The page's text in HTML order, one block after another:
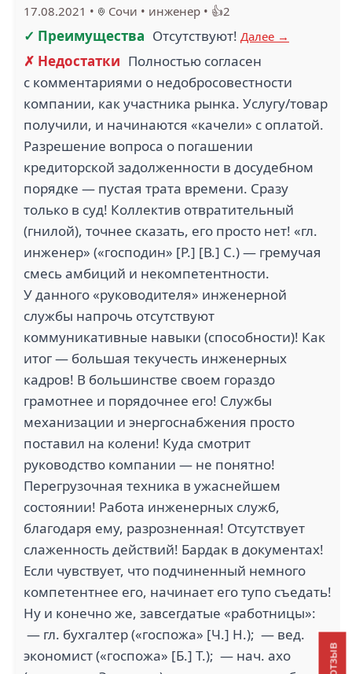
17.08.2021 • Сочи • инженер • 👍2
✓ Преимущества Отсутствуют! Далее →
✗ Недостатки Полностью согласен
с комментариями о недобросовестности
компании, как участника рынка. Услугу/товар
получили, и начинаются «качели» с оплатой.
Разрешение вопроса о погашении
кредиторской задолженности в досудебном
порядке — пустая трата времени. Сразу
только в суд! Коллектив отвратительный
(гнилой), точнее сказать, его просто нет! «гл.
инженер» («господин» [Р.] [В.] С.) — гремучая
смесь амбиций и некомпетентности.
У данного «руководителя» инженерной
службы напрочь отсутствуют
коммуникативные навыки (способности)! Как
итог — большая текучесть инженерных
кадров! В большинстве своем гораздо
грамотнее и порядочнее его! Службы
механизации и энергоснабжения просто
поставил на колени! Куда смотрит
руководство компании — не понятно!
Перегрузочная техника в ужаснейшем
состоянии! Работа инженерных служб,
благодаря ему, разрозненная! Отсутствует
слаженность действий! Бардак в документах!
Если чувствует, что подчиненный немного
компетентнее его, начинает его тупо съедать!
Ну и конечно же, завсегдатые «работницы»:
— гл. бухгалтер («госпожа» [Ч.] Н.); — вед.
экономист («госпожа» [Б.] Т.); — нач. ахо